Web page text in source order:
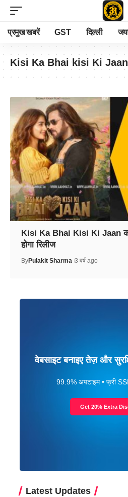
प्रमुख खबरें GST दिल्ली
Kisi Ka Bhai kisi Ki Jaan
Kisi Ka Bhai Kisi Ki Jaan
होगा रिलीज
ByPulakit Sharma 3 वर्ष ago
वेबसाइट बनाइए तेज़ और
99.9% अपटाइम • फ्री
Get 20% Extra
Latest Updates